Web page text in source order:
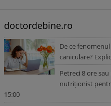
doctordebine.ro
De ce
caniculare?
Petreci 8 ore
nutriționist
15:00